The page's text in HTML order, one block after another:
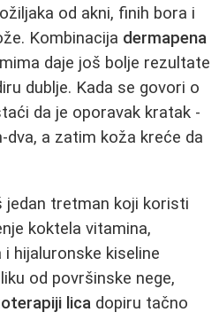
od akni, finih bora i
Kombinacija dermapena
daje još bolje rezultate
dublje. Kada se govori o
da je oporavak kratak -
dva, a zatim koža kreće da
jedan tretman koji koristi
koktela vitamina,
hijaluronske kiseline
od površinske nege,
lica dopiru tačno